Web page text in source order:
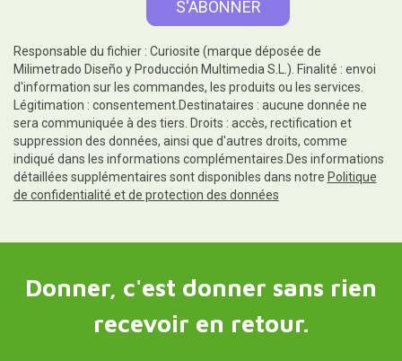
Responsable du fichier : Curiosite (marque déposée de
Milimetrado Diseño y Producción Multimedia S.L.). Finalité : envoi
d'information sur les commandes, les produits ou les services.
Légitimation : consentement.Destinataires : aucune donnée ne
sera communiquée à des tiers. Droits : accès, rectification et
suppression des données, ainsi que d'autres droits, comme
indiqué dans les informations complémentaires.Des informations
détaillées supplémentaires sont disponibles dans notre Politique
de confidentialité et de protection des données
Donner, c'est donner sans rien
recevoir en retour.